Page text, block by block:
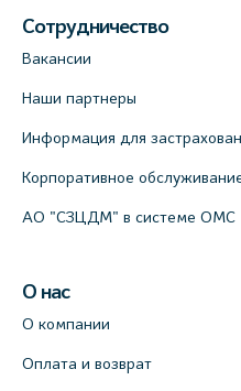
Сотрудничество
Вакансии
Наши партнеры
Информация для
Корпоративное
АО "СЗЦДМ" в системе ОМС
О нас
О компании
Оплата и возврат